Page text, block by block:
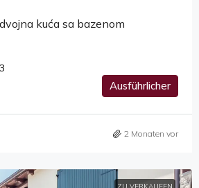
kuća sa bazenom
3
Ausführlicher
2 Monaten vor